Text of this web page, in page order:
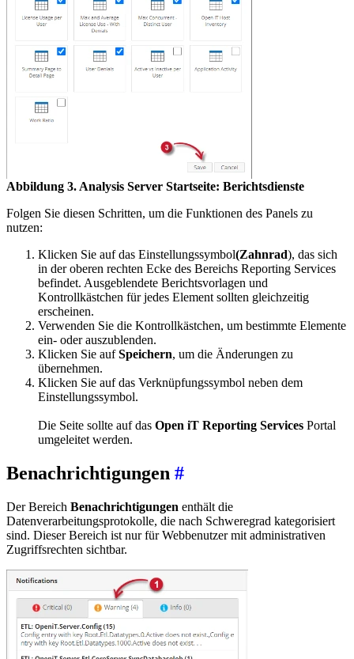
Abbildung 3. Analysis Server Startseite: Berichtsdienste
Folgen Sie diesen Schritten, um die Funktionen des Panels zu
nutzen:
Klicken Sie auf das Einstellungssymbol(Zahnrad), das sich
in der oberen rechten Ecke des Bereichs Reporting Services
befindet. Ausgeblendete Berichtsvorlagen und
Kontrollkästchen für jedes Element sollten gleichzeitig
erscheinen.
Verwenden Sie die Kontrollkästchen, um bestimmte Elemente
ein- oder auszublenden.
Klicken Sie aufSpeichern, um die Änderungen zu
übernehmen.
Klicken Sie auf das Verknüpfungssymbol neben dem
Einstellungssymbol.
Die Seite sollte auf das Open iT Reporting Services Portal
umgeleitet werden.
Benachrichtigungen #
Der Bereich Benachrichtigungen enthält die
Datenverarbeitungsprotokolle, die nach Schweregrad kategorisiert
sind. Dieser Bereich ist nur für Webbenutzer mit administrativen
Zugriffsrechten sichtbar.